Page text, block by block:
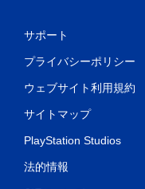
サポート
プライバシーポリシー
ウェブサイト利用規約
サイトマップ
PlayStation Studios
法的情報